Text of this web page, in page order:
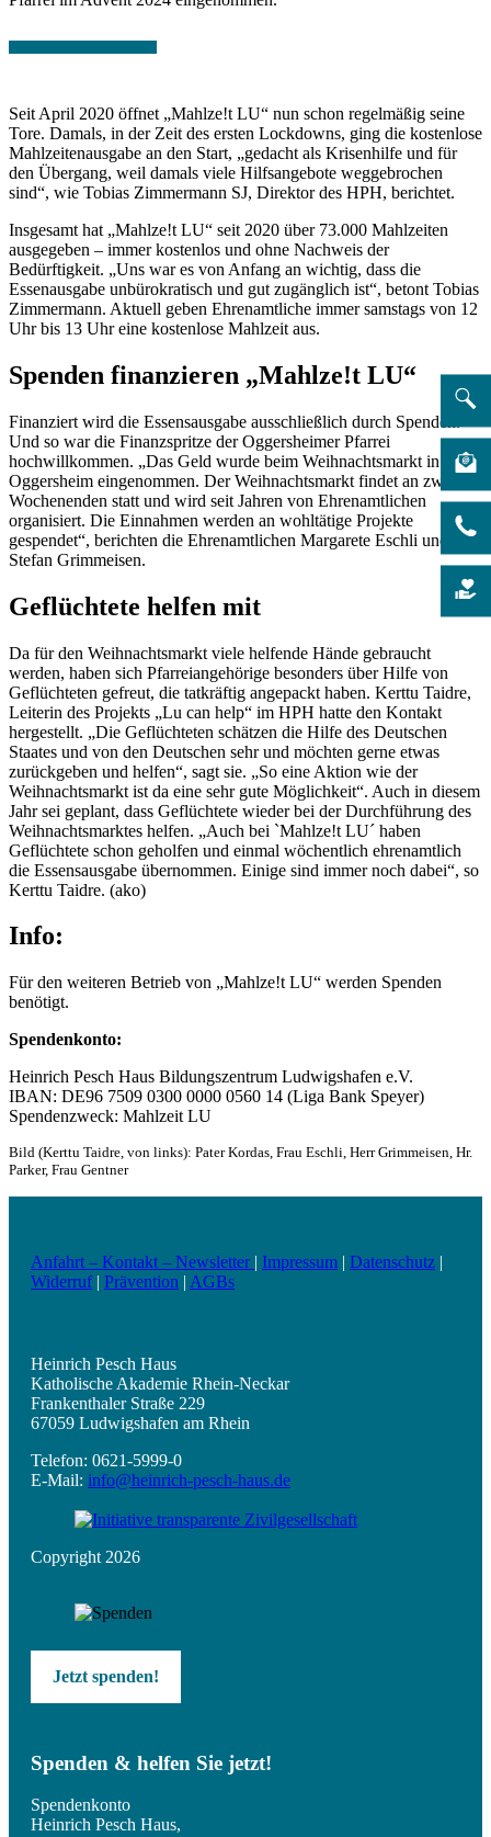
Seit April 2020 öffnet „Mahlze!t LU“ nun schon regelmäßig seine
Tore. Damals, in der Zeit des ersten Lockdowns, ging die kostenlose
Mahlzeitenausgabe an den Start, „gedacht als Krisenhilfe und für
den Übergang, weil damals viele Hilfsangebote weggebrochen
sind“, wie Tobias Zimmermann SJ, Direktor des HPH, berichtet.
Insgesamt hat „Mahlze!t LU“ seit 2020 über 73.000 Mahlzeiten
ausgegeben – immer kostenlos und ohne Nachweis der
Bedürftigkeit. „Uns war es von Anfang an wichtig, dass die
Essenausgabe unbürokratisch und gut zugänglich ist“, betont Tobias
Zimmermann. Aktuell geben Ehrenamtliche immer samstags von 12
Uhr bis 13 Uhr eine kostenlose Mahlzeit aus.
Spenden finanzieren „Mahlze!t LU“
Finanziert wird die Essensausgabe ausschließlich durch Spenden.
Und so war die Finanzspritze der Oggersheimer Pfarrei
hochwillkommen. „Das Geld wurde beim Weihnachtsmarkt in
Oggersheim eingenommen. Der Weihnachtsmarkt findet an zwei
Wochenenden statt und wird seit Jahren von Ehrenamtlichen
organisiert. Die Einnahmen werden an wohltätige Projekte
gespendet“, berichten die Ehrenamtlichen Margarete Eschli und
Stefan Grimmeisen.
Geflüchtete helfen mit
Da für den Weihnachtsmarkt viele helfende Hände gebraucht
werden, haben sich Pfarreiangehörige besonders über Hilfe von
Geflüchteten gefreut, die tatkräftig angepackt haben. Kerttu Taidre,
Leiterin des Projekts „Lu can help“ im HPH hatte den Kontakt
hergestellt. „Die Geflüchteten schätzen die Hilfe des Deutschen
Staates und von den Deutschen sehr und möchten gerne etwas
zurückgeben und helfen“, sagt sie. „So eine Aktion wie der
Weihnachtsmarkt ist da eine sehr gute Möglichkeit“. Auch in diesem
Jahr sei geplant, dass Geflüchtete wieder bei der Durchführung des
Weihnachtsmarktes helfen. „Auch bei `Mahlze!t LU´ haben
Geflüchtete schon geholfen und einmal wöchentlich ehrenamtlich
die Essensausgabe übernommen. Einige sind immer noch dabei“, so
Kerttu Taidre. (ako)
Info:
Für den weiteren Betrieb von „Mahlze!t LU“ werden Spenden
benötigt.
Spendenkonto:
Heinrich Pesch Haus Bildungszentrum Ludwigshafen e.V.
IBAN: DE96 7509 0300 0000 0560 14 (Liga Bank Speyer)
Spendenzweck: Mahlzeit LU
Bild (Kerttu Taidre, von links): Pater Kordas, Frau Eschli, Herr Grimmeisen, Hr.
Parker, Frau Gentner
Anfahrt – Kontakt – Newsletter | Impressum | Datenschutz |
Widerruf| Prävention | AGBs
Heinrich Pesch Haus
Katholische Akademie Rhein-Neckar
Frankenthaler Straße 229
67059 Ludwigshafen am Rhein
Telefon: 0621-5999-0
E-Mail: info@heinrich-pesch-haus.de
Copyright 2026
Jetzt spenden!
Spenden & helfen Sie jetzt!
Spendenkonto
Heinrich Pesch Haus,